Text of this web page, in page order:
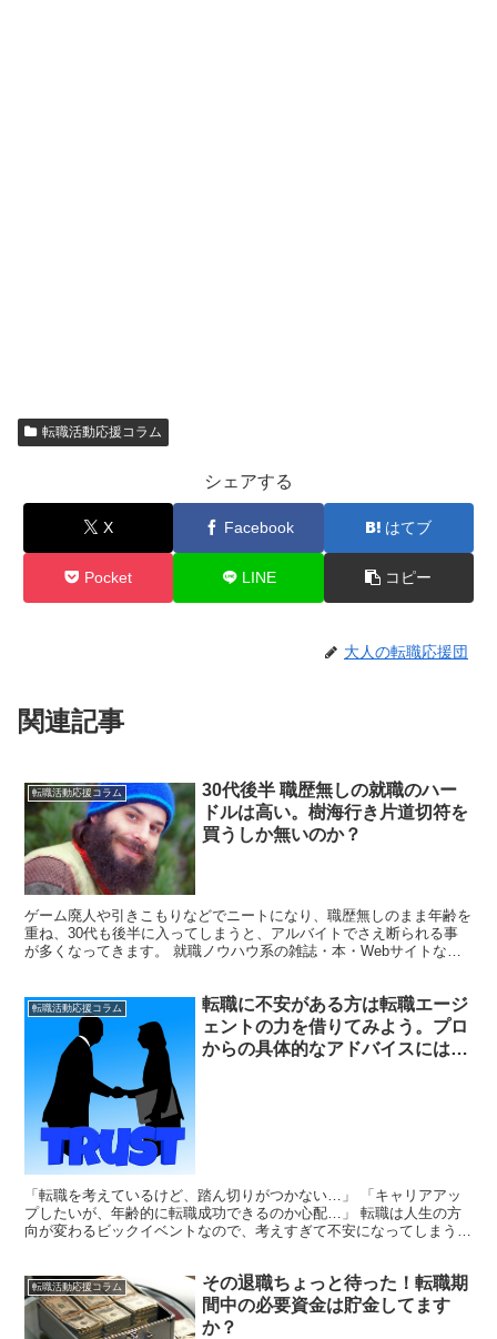
転職活動応援コラム
シェアする
X Facebook はてブ
Pocket LINE コピー
大人の転職応援団
関連記事
転職活動応援コラム
30代後半 職歴無しの就職のハー
ドルは高い。樹海行き片道切符を
買うしか無いのか？
ゲーム廃人や引きこもりなどでニートになり、職歴無しのまま年齢を
重ね、30代も後半に入ってしまうと、アルバイトでさえ断られる事
が多くなってきます。 就職ノウハウ系の雑誌・本・Webサイトなど
転職活動応援コラム
転職に不安がある方は転職エージ
ェントの力を借りてみよう。プロ
からの具体的なアドバイスには価
「転職を考えているけど、踏ん切りがつかない…」 「キャリアアッ
プしたいが、年齢的に転職成功できるのか心配…」 転職は人生の方
向が変わるビックイベントなので、考えすぎて不安になってしまう人
転職活動応援コラム
その退職ちょっと待った！転職期
間中の必要資金は貯金してます
か？